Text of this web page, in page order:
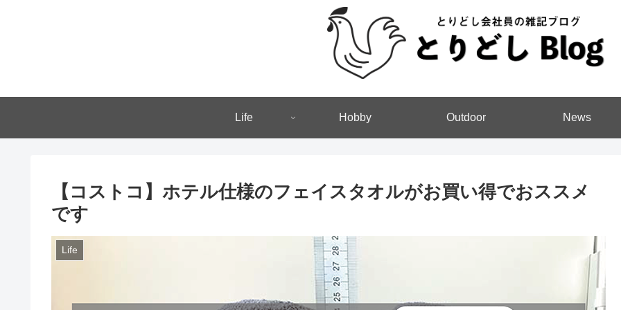
Life Hobby Outdoor News
【コストコ】ホテル仕様のフェイスタオルがお買い得でおススメ
です
Life